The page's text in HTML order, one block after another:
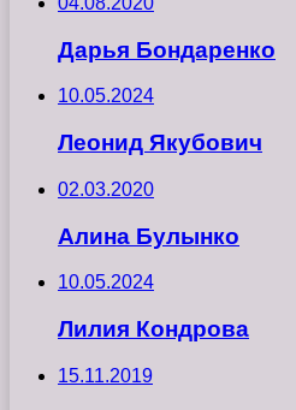
Дарья Бондаренко
10.05.2024
Леонид Якубович
02.03.2020
Алина Булынко
10.05.2024
Лилия Кондрова
15.11.2019